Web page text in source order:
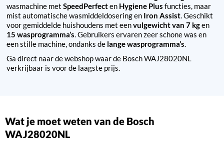
wasmachine metSpeedPerfecten Hygiene Plus functies, maar
mist automatische wasmiddeldosering en Iron Assist. Geschikt
voor gemiddelde huishoudens met eenvulgewicht van 7 kgen
15 wasprogramma’s. Gebruikers ervaren zeer schone was en
een stille machine, ondanks de lange wasprogramma’s.
Ga direct naar de webshop waar de Bosch WAJ28020NL
verkrijbaar is voor de laagste prijs.
Wat je moet weten van de Bosch
WAJ28020NL